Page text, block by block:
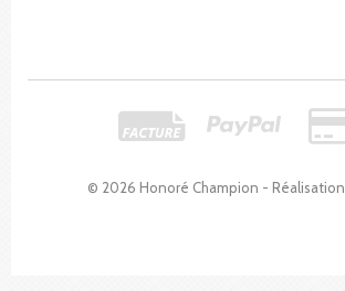
© 2026 Honoré Champion - Réalisation